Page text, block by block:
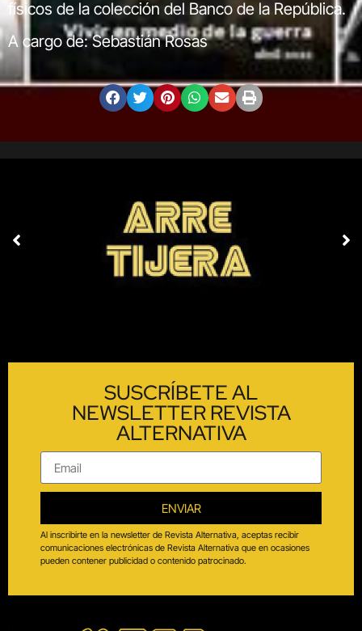
físicos de la colección del Banco de la República.
A cargo de: Sebastián Rosas
SUSCRÍBETE AL
NEWSLETTER REVISTA
ALTERNATIVA
ENVIAR
Al inscribirte en la newsletter de Revista Alternativa, aceptas recibir
comunicaciones electrónicas de Revista Alternativa que en ocasiones
pueden contener publicidad o contenido patrocinado.